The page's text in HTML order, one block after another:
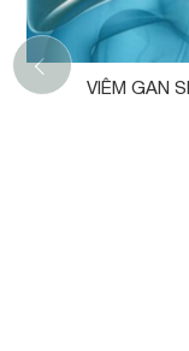
‹
VIÊM GAN